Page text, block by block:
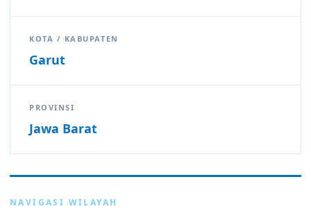
KOTA / KABUPATEN
Garut
PROVINSI
Jawa Barat
NAVIGASI WILAYAH